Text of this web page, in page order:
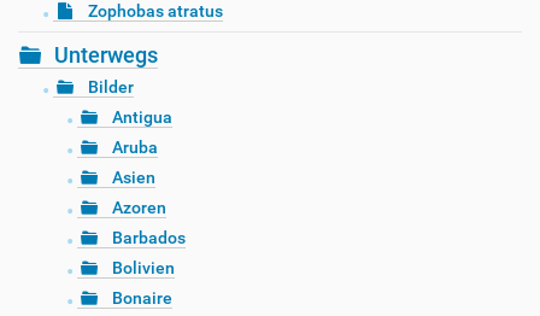
Zophobas atratus
Unterwegs
Bilder
Antigua
Aruba
Asien
Azoren
Barbados
Bolivien
Bonaire